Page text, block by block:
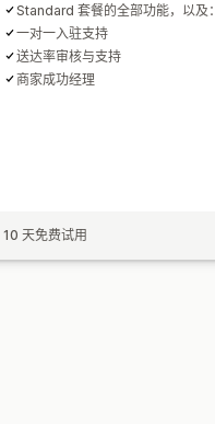
Standard 套餐的全部功能，以及：
一对一入驻支持
送达率审核与支持
商家成功经理
10 天免费试用